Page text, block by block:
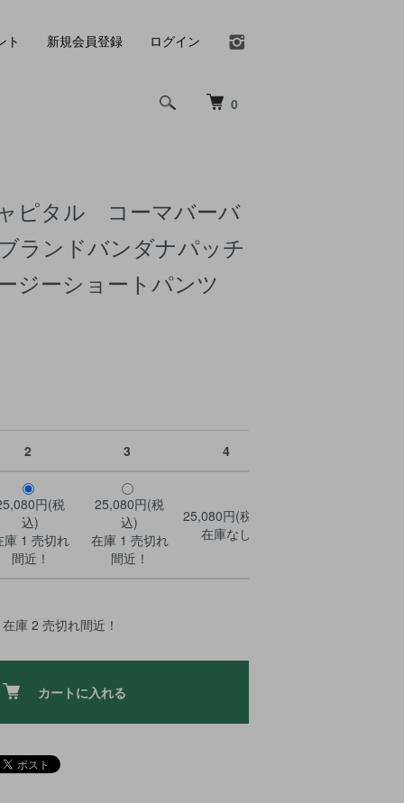
0
ト 新規会員登録 ログイン
ピタル コーマバーバ
ランドバンダナパッチ
ジーショートパンツ
2 3 4
円(税
込)
庫 1 売切れ
間近！
25,080円(税
込)
在庫 1 売切れ
間近！
25,080円(税込)
在庫なし
庫 2 売切れ間近！
カートに入れる